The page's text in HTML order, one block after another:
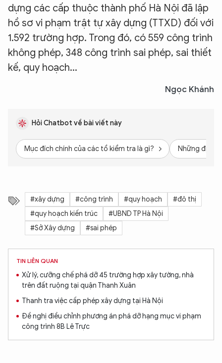
dựng các cấp thuộc thành phố Hà Nội đã lập
hồ sơ vi phạm trật tự xây dựng (TTXD) đối với
1.592 trường hợp. Trong đó, có 559 công trình
không phép, 348 công trình sai phép, sai thiết
kế, quy hoạch...
Ngọc Khánh
Hỏi Chatbot về bài viết này
Mục đích chính của các tổ kiểm tra là gì? Những địa
#xây dựng #công trình #quy hoạch
#đô thị
#quy hoạch kiến trúc
#UBND TP Hà Nội
#Sở Xây dựng
#sai phép
TIN LIÊN QUAN
Xử lý, cưỡng chế phá dỡ 45 trường hợp xây tường, nhà
trên đất ruộng tại quận Thanh Xuân
Thanh tra việc cấp phép xây dựng tại Hà Nội
Đề nghị điều chỉnh phương án phá dỡ hạng mục vi phạm
công trình 8B Lê Trực